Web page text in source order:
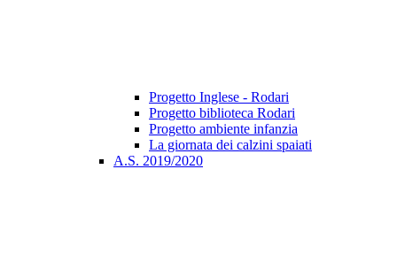
Progetto Inglese - Rodari
Progetto biblioteca Rodari
Progetto ambiente infanzia
La giornata dei calzini spaiati
A.S. 2019/2020